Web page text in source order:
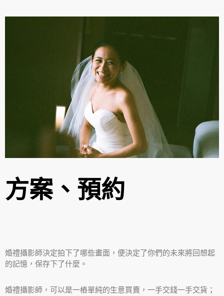
方案、預約
婚禮攝影師決定拍下了哪些畫面，便決定了你們的未來將回想起
的記憶，保存下了什麼。
婚禮攝影師，可以是一樁單純的生意買賣，一手交錢一手交貨；